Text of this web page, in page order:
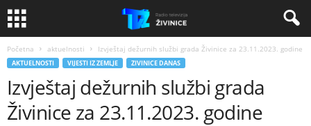
Početna aktuelnosti Izvještaj dežurnih službi grada Živinice za 23.11.2023. godine
AKTUELNOSTI VIJESTI IZ ZEMLJE ZIVINICE DANAS
Izvještaj dežurnih službi grada
Živinice za 23.11.2023. godine